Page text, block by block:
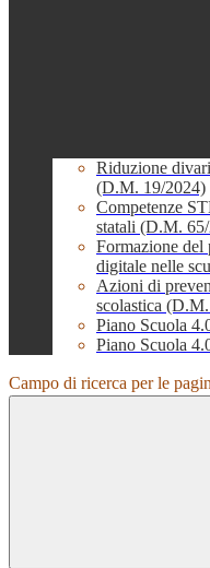
Riduzione
(D.M. 19/2024)
Competenze
statali (D.M.
Formazione del
digitale nelle
Azioni di
scolastica
Piano Scuola
Piano Scuola
Campo di ricerca per le